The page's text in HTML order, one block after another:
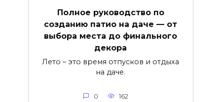
Полное руководство по
созданию патио на даче — от
выбора места до финального
декора
Лето – это время отпусков и отдыха
на даче.
0 162